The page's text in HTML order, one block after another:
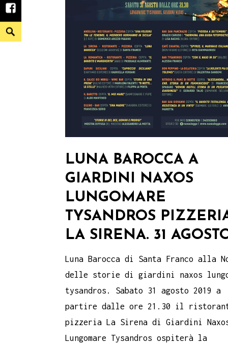
facebook
Search
agosto
LUNA BAROCCA A
GIARDINI NAXOS
LUNGOMARE
TYSANDROS
LA SIRENA. 31
Luna Barocca di Santa Franco alla
delle storie di giardini naxos
tysandros. Sabato 31 agosto 2019 a
partire dalle ore 21.30 il
pizzeria La Sirena di Giardini
Lungomare Tysandros ospiterà la